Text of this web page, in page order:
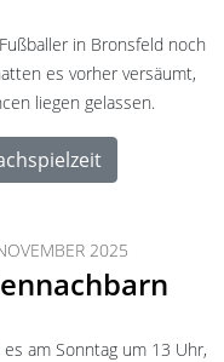
in Bronsfeld noch
es vorher versäumt,
liegen gelassen.
2025
am Sonntag um 13 Uhr,